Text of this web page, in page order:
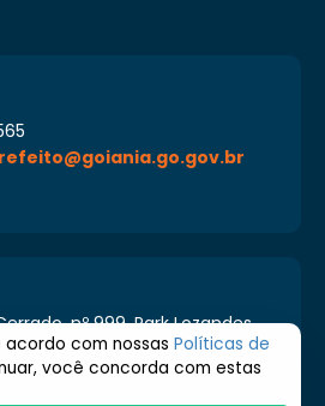
nº 999, Park Lozandes,
CEP: 74884-092
de 8h às 17h
acordo com nossas Políticas de
você concorda com estas